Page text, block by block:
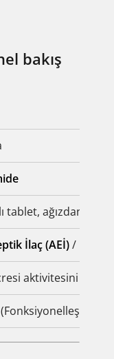
bakış
tablet, ağızdan
İlaç (AEİ)/ Nöbet
aktivitesini